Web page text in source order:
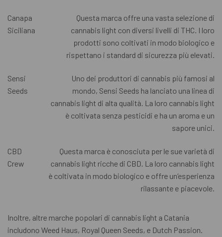
Canapa
Siciliana
Questa marca offre una vasta selezione di
cannabis light con diversi livelli di THC. I loro
prodotti sono coltivati in modo biologico e
rispettano i standard di sicurezza più elevati.
Sensi
Seeds
Uno dei produttori di cannabis più famosi al
mondo, Sensi Seeds ha lanciato una linea di
cannabis light di alta qualità. La loro cannabis light
è coltivata senza pesticidi e ha un aroma e un
sapore unici.
CBD
Crew
Questa marca è conosciuta per le sue varietà di
cannabis light ricche di CBD. La loro cannabis light
è coltivata in modo biologico e offre un’esperienza
rilassante e piacevole.
Inoltre, altre marche popolari di cannabis light a Catania
includono Weed Haus, Royal Queen Seeds, e Dutch Passion.